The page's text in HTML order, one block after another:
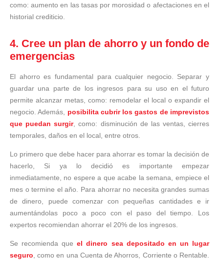
como: aumento en las tasas por morosidad o afectaciones en el
historial crediticio.
4. Cree un plan de ahorro y un fondo de
emergencias
El ahorro es fundamental para cualquier negocio. Separar y
guardar una parte de los ingresos para su uso en el futuro
permite alcanzar metas, como: remodelar el local o expandir el
negocio. Además, posibilita cubrir los gastos de imprevistos
que puedan surgir, como: disminución de las ventas, cierres
temporales, daños en el local, entre otros.
Lo primero que debe hacer para ahorrar es tomar la decisión de
hacerlo, Si ya lo decidió es importante empezar
inmediatamente, no espere a que acabe la semana, empiece el
mes o termine el año. Para ahorrar no necesita grandes sumas
de dinero, puede comenzar con pequeñas cantidades e ir
aumentándolas poco a poco con el paso del tiempo. Los
expertos recomiendan ahorrar el 20% de los ingresos.
Se recomienda queel dinero sea depositado en un lugar
seguro, como en una Cuenta de Ahorros, Corriente o Rentable.